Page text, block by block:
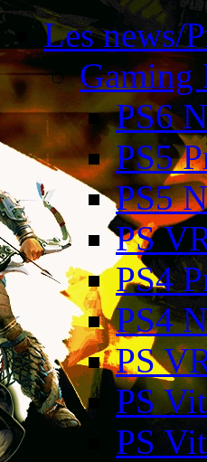
Les news/
Gaming
PS6
PS5
PS5
PS
PS4
PS4
PS
PS
PS